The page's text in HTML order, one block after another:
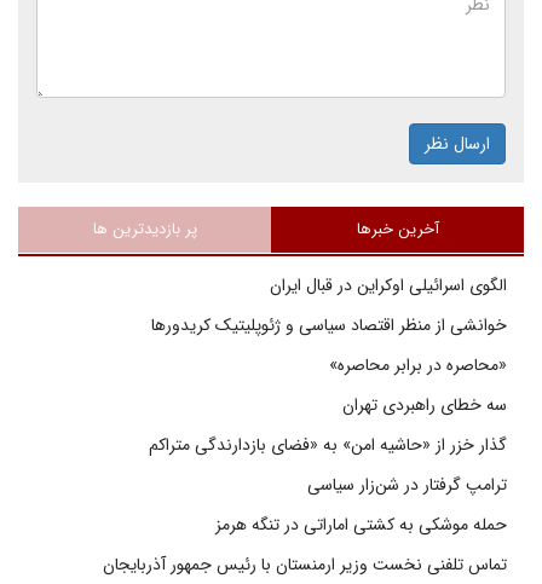
ارسال نظر
آخرین خبرها پر بازدیدترین ها
الگوی اسرائیلی اوکراین در قبال ایران
خوانشی از منظر اقتصاد سیاسی و ژئوپلیتیک کریدورها
«محاصره در برابر محاصره»
سه خطای راهبردی تهران
گذار خزر از «حاشیه امن» به «فضای بازدارندگی متراکم
ترامپ گرفتار در شن‌زار سیاسی
حمله موشکی به کشتی اماراتی در تنگه هرمز
تماس تلفنی نخست وزیر ارمنستان با رئیس جمهور آذربایجان